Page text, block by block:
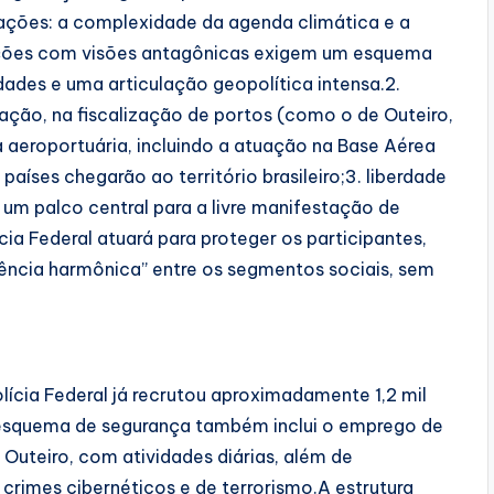
a complexidade da agenda climática e a
com visões antagônicas exigem um esquema
e uma articulação geopolítica intensa.2.
na fiscalização de portos (como o de Outeiro,
incluindo a atuação na Base Aérea
chegarão ao território brasileiro;3. liberdade
palco central para a livre manifestação de
Federal atuará para proteger os participantes,
harmônica” entre os segmentos sociais, sem
Federal já recrutou aproximadamente 1,2 mil
de segurança também inclui o emprego de
com atividades diárias, além de
cibernéticos e de terrorismo.A estrutura